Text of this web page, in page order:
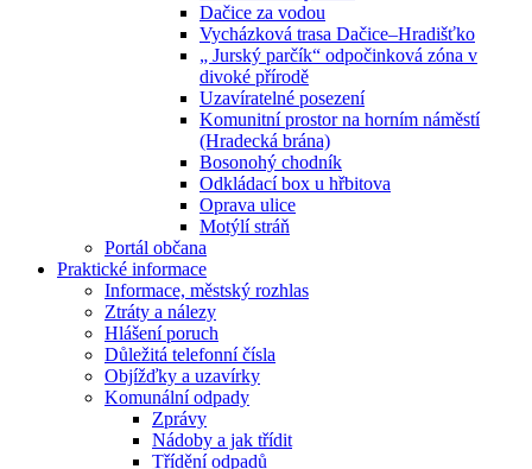
Dačice za vodou
Vycházková trasa Dačice–Hradišťko
„ Jurský parčík“ odpočinková zóna v
divoké přírodě
Uzavíratelné posezení
Komunitní prostor na horním náměstí
(Hradecká brána)
Bosonohý chodník
Odkládací box u hřbitova
Oprava ulice
Motýlí stráň
Portál občana
Praktické informace
Informace, městský rozhlas
Ztráty a nálezy
Hlášení poruch
Důležitá telefonní čísla
Objížďky a uzavírky
Komunální odpady
Zprávy
Nádoby a jak třídit
Třídění odpadů